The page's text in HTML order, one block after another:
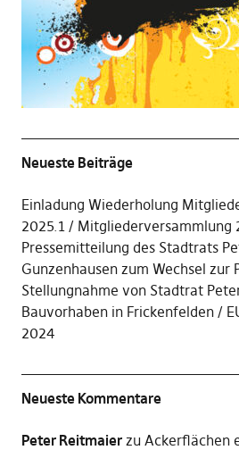
Neueste Beiträge
Einladung Wiederholung
2025.1
Mitgliederversammlung
Pressemitteilung des Stadtrats
Gunzenhausen zum Wechsel zur
Stellungnahme von Stadtrat
Bauvorhaben in Frickenfelden
2024
Neueste Kommentare
Peter Reitmaierzu Ackerflächen